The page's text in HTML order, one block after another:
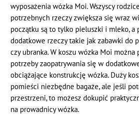
wyposażenia wózka Moi. Wszyscy
potrzebnych rzeczy zwiększa się wraz
początku są to tylko pieluszki i mleko, a
dodatkowe rzeczy takie jak zabawki do
czy ubranka. W koszu wózka Moi można
potrzeby zaopatrywania się w
obciążające konstrukcję wózka. Duży
pomieści niezbędne bagaże, ale jeśli
przestrzeni, to możesz dokupić
na prowadnicy wózka.